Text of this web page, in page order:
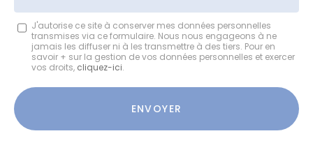
SociétéJ'autorise ce site à conserver mes données personnelles
transmises via ce formulaire. Nous nous engageons à ne
jamais les diffuser ni à les transmettre à des tiers. Pour en
savoir + sur la gestion de vos données personnelles et exercer
vos droits, cliquez-ici.
Acceptation
RGPD
*
ENVOYER